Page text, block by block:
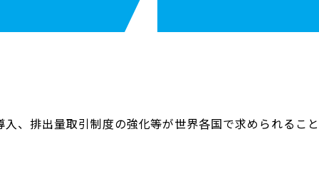
量取引制度の強化等が世界各国で求めら